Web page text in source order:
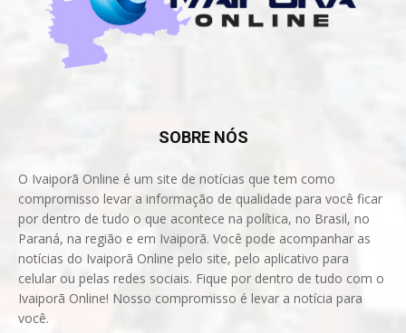
SOBRE NÓS
O Ivaiporã Online é um site de notícias que tem como
compromisso levar a informação de qualidade para você ficar
por dentro de tudo o que acontece na política, no Brasil, no
Paraná, na região e em Ivaiporã. Você pode acompanhar as
notícias do Ivaiporã Online pelo site, pelo aplicativo para
celular ou pelas redes sociais. Fique por dentro de tudo com o
Ivaiporã Online! Nosso compromisso é levar a notícia para
você.